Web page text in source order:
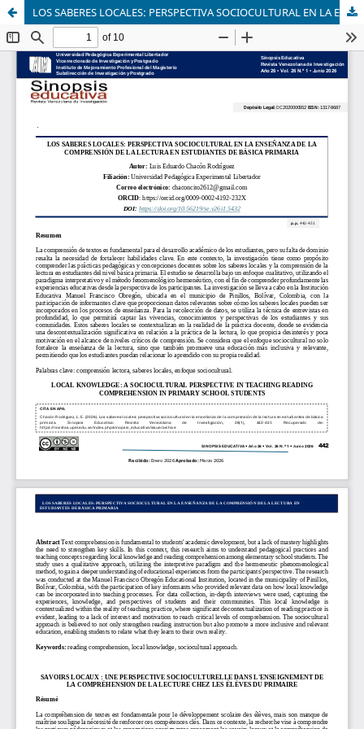
LOS SABERES LOCALES: PERSPECTIVA SOCIOCULTURAL EN LA ENSEÑANZA DE LA COMPRENSIÓN DE LA LECTURA EN ESTUDIANTES DE BÁSICA PRIMARIA